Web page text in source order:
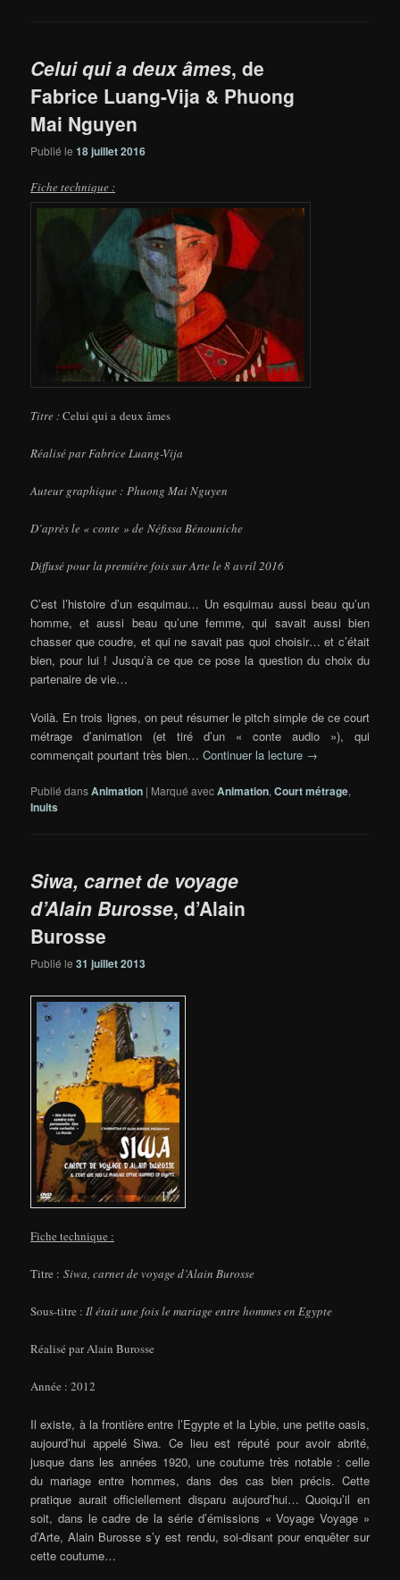
Celui qui a deux âmes, de
Fabrice Luang-Vija & Phuong
Mai Nguyen
Publié le18 juillet 2016
Fiche technique :
Titre :Celui qui a deux âmes
Réalisé par Fabrice Luang-Vija
Auteur graphique : Phuong Mai Nguyen
D’après le « conte » de Néfissa Bénouniche
Diffusé pour la première fois sur Arte le 8 avril 2016
C’est l’histoire d’un esquimau… Un esquimau aussi beau qu’un
homme, et aussi beau qu’une femme, qui savait aussi bien
chasser que coudre, et qui ne savait pas quoi choisir… et c’était
bien, pour lui ! Jusqu’à ce que ce pose la question du choix du
partenaire de vie…
Voilà. En trois lignes, on peut résumer le pitch simple de ce court
métrage d’animation (et tiré d’un « conte audio »), qui
commençait pourtant très bien…Continuer la lecture →
Publié dansAnimation | Marqué avecAnimation,Court métrage,
Inuits
Siwa, carnet de voyage
d’Alain Burosse, d’Alain
Burosse
Publié le31 juillet 2013
Fiche technique :
Titre :Siwa, carnet de voyage d’Alain Burosse
Sous-titre : Il était une fois le mariage entre hommes en Egypte
Réalisé par Alain Burosse
Année : 2012
Il existe, à la frontière entre l’Egypte et la Lybie, une petite oasis,
aujourd’hui appelé Siwa. Ce lieu est réputé pour avoir abrité,
jusque dans les années 1920, une coutume très notable : celle
du mariage entre hommes, dans des cas bien précis. Cette
pratique aurait officiellement disparu aujourd’hui… Quoiqu’il en
soit, dans le cadre de la série d’émissions « Voyage Voyage »
d’Arte, Alain Burosse s’y est rendu, soi-disant pour enquêter sur
cette coutume…